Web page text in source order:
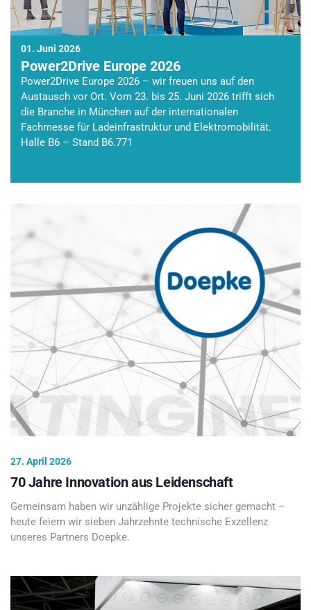
01. Juni 2026
Power2Drive Europe 2026
Power2Drive Europe 2026 – wir freuen uns auf den
Austausch vor Ort. Vom 23. bis 25. Juni 2026 trifft sich
die Branche in München auf der internationalen
Fachmesse für Ladeinfrastruktur und Elektromobilität.
Halle B6 – Stand B6.771
27. April 2026
70 Jahre Innovation aus Leidenschaft
Gemeinsam haben wir unzählige Projekte sicher gemacht –
heute feiern wir sieben Jahrzehnte technische Exzellenz
unseres Partners Doepke.